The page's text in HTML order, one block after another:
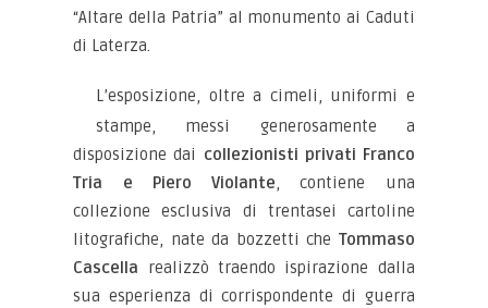
“Altare della Patria” al monumento ai Caduti
di Laterza.
L’esposizione, oltre a cimeli, uniformi e
stampe, messi generosamente a
disposizione dai collezionisti privati Franco
Tria e Piero Violante, contiene una
collezione esclusiva di trentasei cartoline
litografiche, nate da bozzetti che Tommaso
Cascella realizzò traendo ispirazione dalla
sua esperienza di corrispondente di guerra